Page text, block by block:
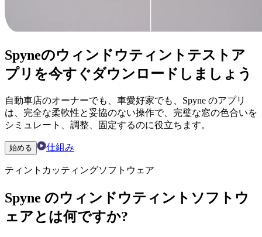
Spyneのウィンドウティントテストア
プリを今すぐダウンロードしましょう
自動車店のオーナーでも、車愛好家でも、Spyne のアプリ
は、完全な柔軟性と妥協のない操作で、完璧な窓の色合いを
シミュレート、調整、固定するのに役立ちます。
始める 仕組み
ティントカッティングソフトウェア
Spyne のウィンドウティントソフトウ
ェアとは何ですか?